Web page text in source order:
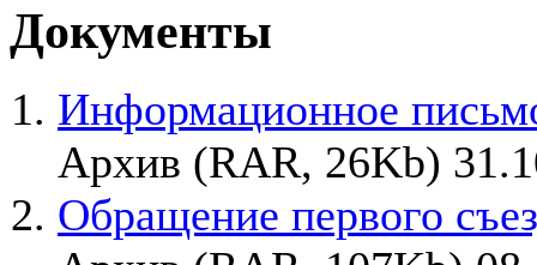
Документы
Информационное
Архив (RAR, 26Kb)
Обращение первого